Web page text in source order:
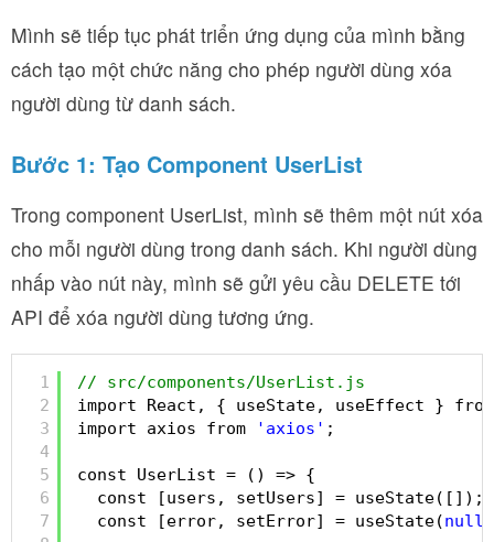
Mình sẽ tiếp tục phát triển ứng dụng của mình bằng
cách tạo một chức năng cho phép người dùng xóa
người dùng từ danh sách.
Bước 1: Tạo Component UserList
Trong component UserList, mình sẽ thêm một nút xóa
cho mỗi người dùng trong danh sách. Khi người dùng
nhấp vào nút này, mình sẽ gửi yêu cầu DELETE tới
API để xóa người dùng tương ứng.
1
2
3
4
5
6
7
// src/components/UserList.js
import React, { useState, useEffect }
import axios from
'axios' ;
const UserList = () => {
const [users, setUsers] = useState([]);
const [error, setError] = useState(null